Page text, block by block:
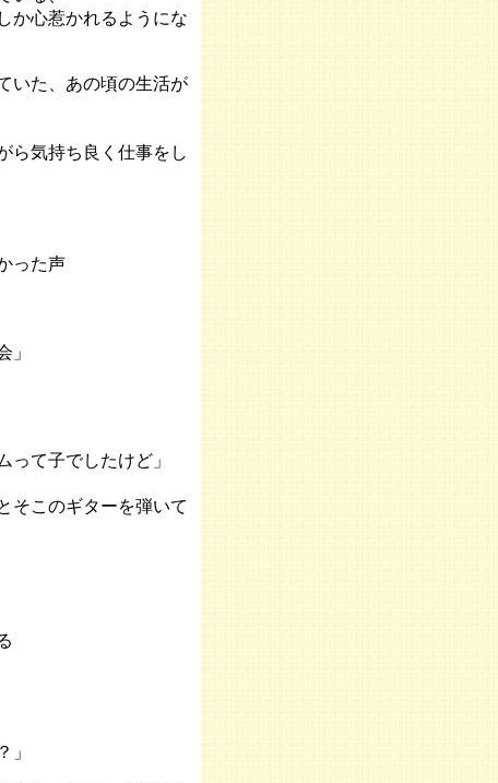
か心惹かれるようにな
いた、あの頃の生活が
ら気持ち良く仕事をし
った声
」
って子でしたけど」
そこのギターを弾いて
」